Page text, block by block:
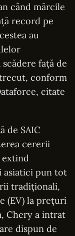
când mărcile
record pe
au
față de
conform
citate
de SAIC
cererii
extind
asiatici pun tot
tradiționali,
(EV) la prețuri
Chery a intrat
dispun de